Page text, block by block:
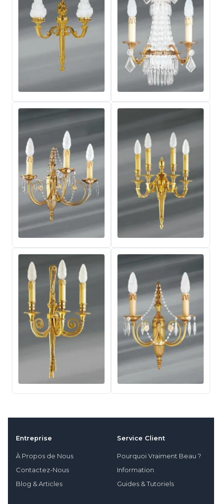
Entreprise
À Propos de Nous
Contactez-Nous
Blog & Articles
Service Client
Pourquoi Vraiment Beau ?
Information
Guides & Tutoriels